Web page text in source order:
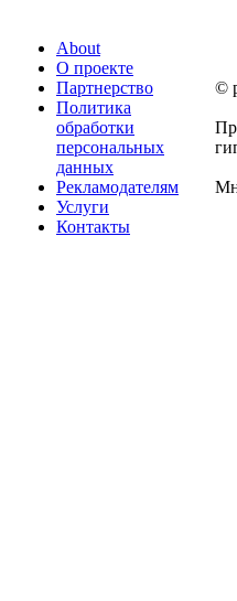
About
О проекте
Партнерство
Политика
обработки
персональных
данных
Рекламодателям
Услуги
Контакты
©